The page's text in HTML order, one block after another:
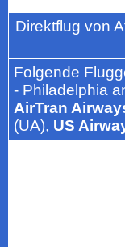
Direktflug von
Folgende
- Philadelphia
AirTran
(UA), US